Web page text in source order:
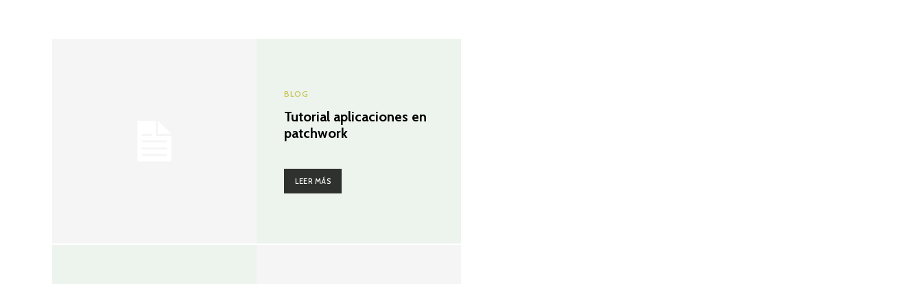
BLOG
Tutorial aplicaciones en
patchwork
LEER MÁS